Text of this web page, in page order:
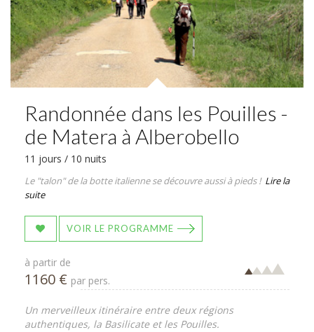
Randonnée dans les Pouilles -
de Matera à Alberobello
11 jours / 10 nuits
Le "talon" de la botte italienne se découvre aussi à pieds ! Lire la
suite
VOIR LE PROGRAMME
à partir de
1160 € par pers.
Un merveilleux itinéraire entre deux régions
authentiques, la Basilicate et les Pouilles.